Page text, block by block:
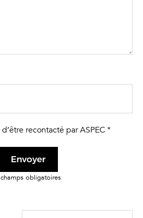
recontacté par ASPEC *
Envoyer
champs obligatoires